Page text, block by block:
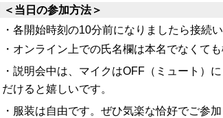
＜当日の参加方法＞
・各開始時刻の10分前になりましたら接続
・オンライン上での氏名欄は本名でなくて
・ 説明会中は、マイクはOFF（ミュート）
だけると嬉しいです。
・服装は自由です。ぜひ気楽な恰好でご参加